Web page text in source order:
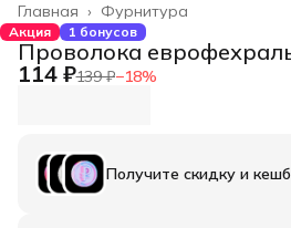
Фурнитура
Главная ›
Акция 1 бонусов
Проволока
114 ₽139 ₽−18%
Получите скидку и